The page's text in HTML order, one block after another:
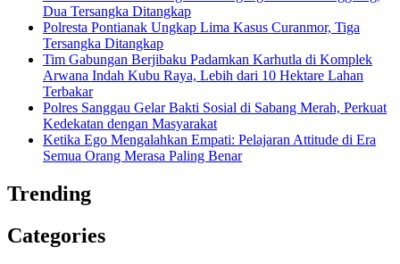
Dua Tersangka Ditangkap
Polresta Pontianak Ungkap Lima Kasus Curanmor, Tiga
Tersangka Ditangkap
Tim Gabungan Berjibaku Padamkan Karhutla di Komplek
Arwana Indah Kubu Raya, Lebih dari 10 Hektare Lahan
Terbakar
Polres Sanggau Gelar Bakti Sosial di Sabang Merah, Perkuat
Kedekatan dengan Masyarakat
Ketika Ego Mengalahkan Empati: Pelajaran Attitude di Era
Semua Orang Merasa Paling Benar
Trending
Categories